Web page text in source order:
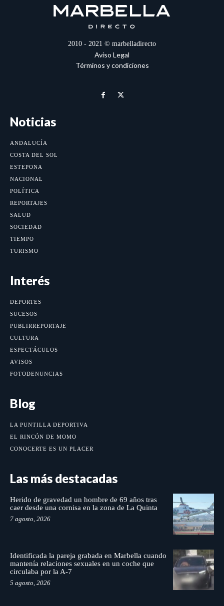
2010 - 2021 © marbelladirecto
Aviso Legal
Términos y condiciones
Noticias
ANDALUCÍA
COSTA DEL SOL
ESTEPONA
NACIONAL
POLÍTICA
REPORTAJES
SALUD
SOCIEDAD
TIEMPO
TURISMO
Interés
DEPORTES
SUCESOS
PUBLIRREPORTAJE
CULTURA
ESPECTÁCULOS
AVISOS
FOTODENUNCIAS
Blog
LA PUNTILLA DEPORTIVA
EL RINCÓN DE MOMO
CONOCERTE ES UN PLACER
Las más destacadas
Herido de gravedad un hombre de 69 años tras
caer desde una cornisa en la zona de La Quinta
7 agosto, 2026
Identificada la pareja grabada en Marbella cuando
mantenía relaciones sexuales en un coche que
circulaba por la A-7
5 agosto, 2026